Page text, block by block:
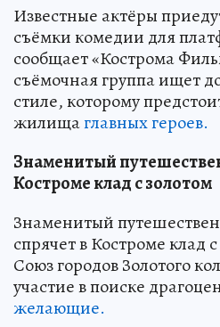
Известные актёры
съёмки комедии для
сообщает «Кострома
съёмочная группа ищет
стиле, которому
жилищаглавных героев.
Знаменитый
Костроме клад с золотом
Знаменитый
спрячет в Костроме клад
Союз городов Золотого
участие в поиске
желающие.